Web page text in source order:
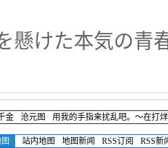
懸けた本気の
金 沧元图 用我的手指来扰乱吧。～在打
站内地图 地图新闻 RSS订阅 RSS新